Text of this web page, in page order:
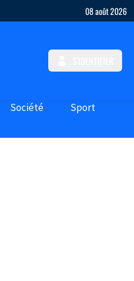
08 août 2026
Société Sport